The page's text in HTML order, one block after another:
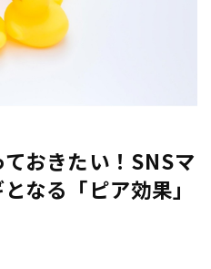
おきたい！SNSマ
なる「ピア効果」